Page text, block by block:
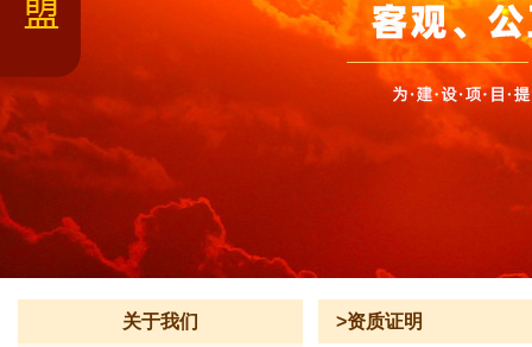
关于我们 >资质证明